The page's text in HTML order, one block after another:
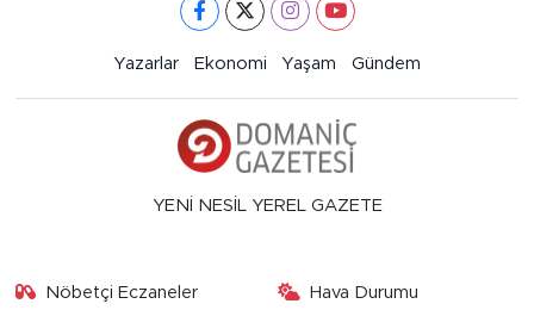
Yazarlar Ekonomi Yaşam Gündem
YENİ NESİL YEREL GAZETE
Nöbetçi Eczaneler Hava Durumu